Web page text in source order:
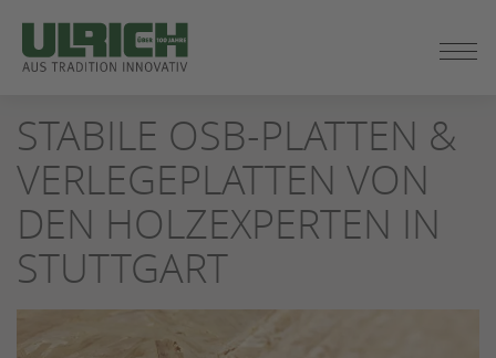
ZUM
SEITENINHALT
SPRINGEN
STABILE OSB-PLATTEN &
VERLEGEPLATTEN VON
DEN HOLZEXPERTEN IN
STUTTGART